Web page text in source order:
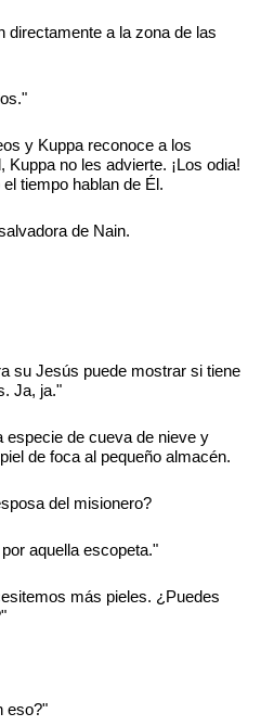
directamente a la zona de las
y Kuppa reconoce a los
no les advierte. ¡Los odia!
tiempo hablan de Él.
de Nain.
su Jesús puede mostrar si tiene
Ja, ja."
especie de cueva de nieve y
de foca al pequeño almacén.
del misionero?
aquella escopeta."
más pieles. ¿Puedes
eso?"